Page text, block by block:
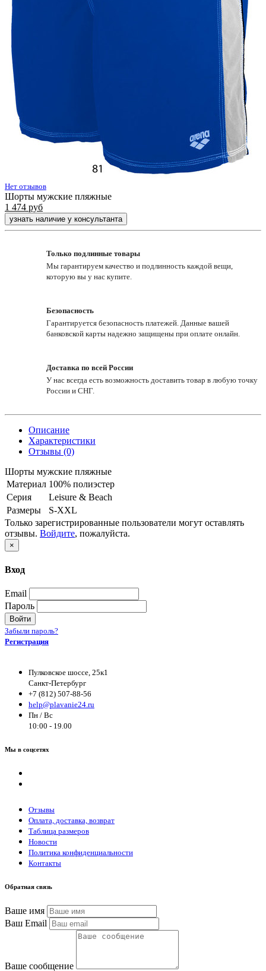
Нет отзывов
Шорты мужские пляжные
1 474 руб
узнать наличие у консультанта
Только подлинные товары
Мы гарантируем качество и подлинность каждой вещи,
которую вы у нас купите.
Безопасность
Гарантируется безопасность платежей. Данные вашей
банковской карты надежно защищены при оплате онлайн.
Доставка по всей России
У нас всегда есть возможность доставить товар в любую точку
России и СНГ.
Описание
Характеристики
Отзывы (0)
Шорты мужские пляжные
Материал 100% полиэстер
Серия
Leisure & Beach
Размеры
S-XXL
Только зарегистрированные пользователи могут оставлять
отзывы. Войдите, пожалуйста.
×
Вход
Email
Пароль
Войти
Забыли пароль?
Регистрация
Пулковское шоссе, 25к1
Санкт-Петербург
+7 (812) 507-88-56
help@plavanie24.ru
Пн / Вс
10:00 - 19.00
Мы в соцсетях
Отзывы
Оплата, доставка, возврат
Таблица размеров
Новости
Политика конфиденциальности
Контакты
Обратная связь
Ваше имя
Ваш Email
Ваше сообщение